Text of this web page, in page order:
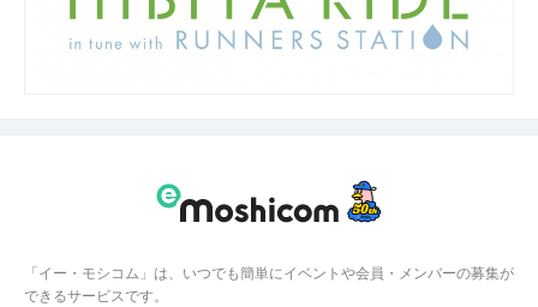
「イー・モシコム」は、いつでも簡単にイベントや会員・メンバーの募集が
できるサービスです。